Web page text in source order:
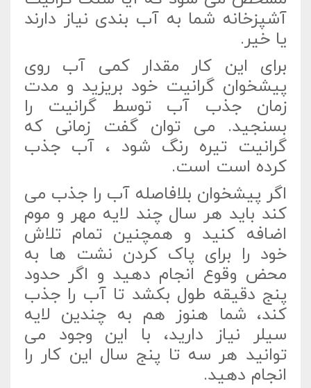
آشپزخانه شما به آب بندی نیاز دارند
یا خیر.
برای این کار مقدار کمی آب روی
پیشخوان گرانیت خود بریزید و مدت
زمان جذب آب توسط گرانیت را
بسنجید. می توان گفت زمانی که
گرانیت تیره رنگ شود ، آب جذب
کرده است است.
اگر پیشخوان بلافاصله آب را جذب می
کند باید هر سال چند لایه مهر و موم
اضافه کنید و همچنین تمام تلاش
خود را برای پاک کردن نشت ها به
محض وقوع انجام دهید و اگر حدود
پنج دقیقه طول بکشد تا آب را جذب
کند، شما هنوز هم به چندین لایه
سیلر نیاز دارید، با این وجود می
توانید هر سه تا پنج سال این کار را
انجام دهید.